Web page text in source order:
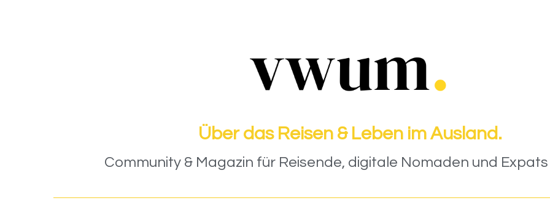
Über das Reisen & Leben im Ausland.
Community & Magazin für Reisende, digitale Nomaden und Expats